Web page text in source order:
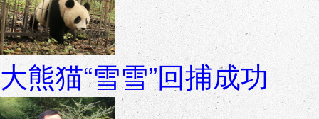
大熊猫“雪雪”回捕成功